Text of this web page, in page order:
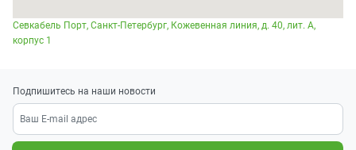
Севкабель Порт, Санкт-Петербург, Кожевенная линия, д. 40, лит. А,
корпус 1
Подпишитесь на наши новости